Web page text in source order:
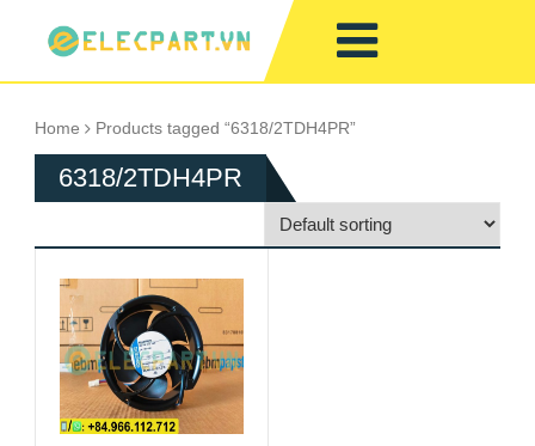
Home Products tagged “6318/2TDH4PR”
6318/2TDH4PR